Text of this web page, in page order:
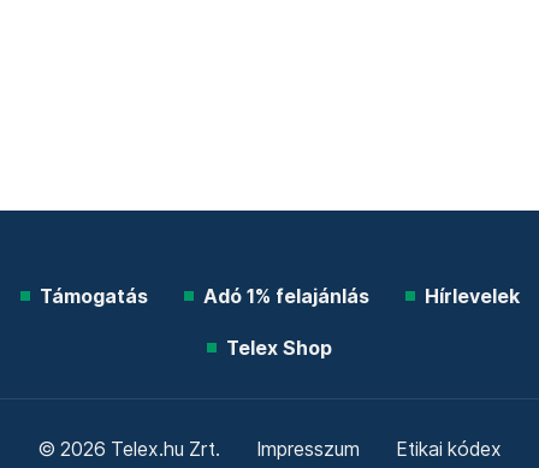
Támogatás Adó 1% felajánlás Hírlevelek
Telex Shop
© 2026 Telex.hu Zrt. Impresszum Etikai kódex